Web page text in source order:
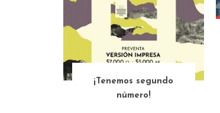
¡Tenemos segundo
número!